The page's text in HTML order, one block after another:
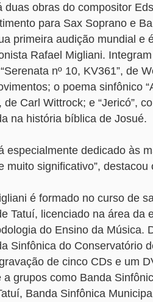
duas obras do compositor
para Sax Soprano e
primeira audição mundial e
Rafael Migliani.
nº 10, KV361”, de
o poema sinfônico
de Carl Wittrock; e “Jericó”,
na história bíblica de Josué.
especialmente dedicado às
muito significativo”, destacou
é formado no curso de
Tatuí, licenciado na área da
do Ensino da Música.
Sinfônica do Conservatório
de cinco CDs e um
a grupos como Banda
Banda Sinfônica